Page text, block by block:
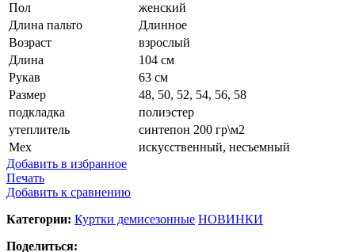
Пол
женский
Длина пальто
Длинное
Возраст
взрослый
Длина
104 см
Рукав
63 см
Размер
48, 50, 52, 54, 56, 58
подкладка
полиэстер
утеплитель
синтепон 200 гр\м2
Мех
искусственный, несъемный
Добавить в избранное
Печать
Добавить к сравнению
Категории: Куртки демисезонные НОВИНКИ
Поделиться: